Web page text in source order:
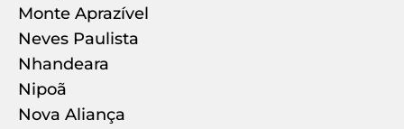
Monte Aprazível
Neves Paulista
Nhandeara
Nipoã
Nova Aliança